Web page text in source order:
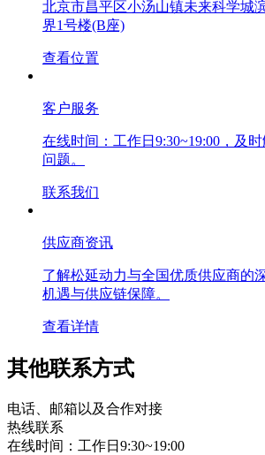
北京市昌平区小汤山镇未来科学城
界1号楼(B座)
查看位置
客户服务
在线时间：工作日9:30~19:00，及
问题。
联系我们
供应商资讯
了解松延动力与全国优质供应商的
机遇与供应链保障。
查看详情
其他联系方式
电话、邮箱以及合作对接
热线联系
在线时间：工作日9:30~19:00